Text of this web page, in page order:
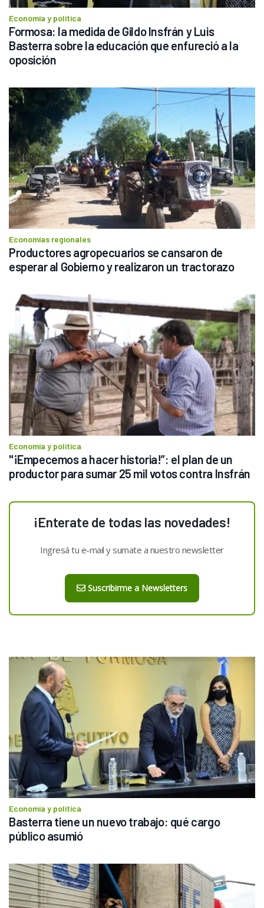
Economía y política
Formosa: la medida de Gildo Insfrán y Luis
Basterra sobre la educación que enfureció a la
oposición
Economías regionales
Productores agropecuarios se cansaron de
esperar al Gobierno y realizaron un tractorazo
Economía y política
"¡Empecemos a hacer historia!”: el plan de un
productor para sumar 25 mil votos contra Insfrán
¡Enterate de todas las novedades!
Ingresá tu e-mail y sumate a nuestro newsletter
Suscribirme a Newsletters
Economía y política
Basterra tiene un nuevo trabajo: qué cargo
público asumió